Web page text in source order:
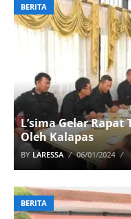
BERITA
L’sima Gelar
Oleh Kalapas
BY LARESSA 06/01/2024
BERITA